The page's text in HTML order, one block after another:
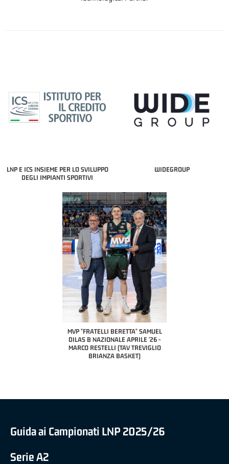
LNP E ICS INSIEME PER LO SVILUPPO
DEGLI IMPIANTI SPORTIVI
WIDEGROUP
MVP "FRATELLI BERETTA" SAMUEL
DILAS B NAZIONALE APRILE '26 -
MARCO RESTELLI (TAV TREVIGLIO
BRIANZA BASKET)
Guida ai Campionati LNP 2025/26
Serie A2